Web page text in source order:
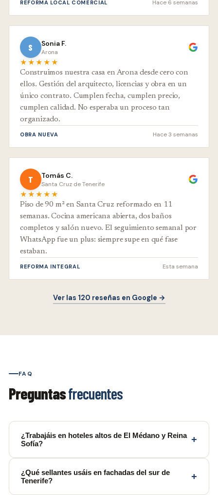
REFORMA LOCAL COMERCIAL Hace 6 semanas
S Sonia F.
Arona
★★★★★
Construimos nuestra casa en Arona desde cero con
ellos. Gestión del arquitecto, licencias y obra en un
único contrato. Cumplen fecha, cumplen precio,
cumplen calidad. No esperaba un proceso tan
organizado.
OBRA NUEVA Hace 3 semanas
T Tomás C.
Santa Cruz de Tenerife
★★★★★
Piso de 90 m² en Santa Cruz reformado en 11
semanas. Cocina americana abierta, dos baños
completos y salón nuevo. El seguimiento semanal por
WhatsApp fue un plus: siempre supe en qué fase
estaban.
REFORMA INTEGRAL Esta semana
Ver las 120 reseñas en Google →
FAQ
Preguntasfrecuentes
¿Trabajáis en hoteles altos de El Médano y Reina
Sofía?
+
¿Qué sellantes usáis en fachadas del sur de
Tenerife?
+